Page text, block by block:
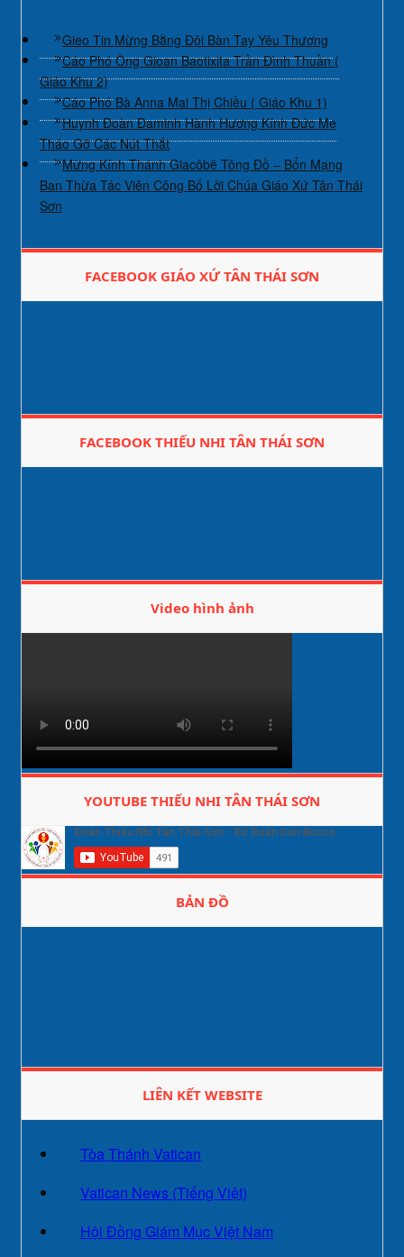
Gieo Tin Mừng Bằng Đôi Bàn Tay Yêu Thương
Cáo Phó Ông Gioan Baotixita Trần Đình Thuần (
Giáo Khu 2)
Cáo Phó Bà Anna Mai Thị Chiều ( Giáo Khu 1)
Huynh Đoàn Đaminh Hành Hương Kính Đức Mẹ
Tháo Gỡ Các Nút Thắt
Mừng Kính Thánh Giacôbê Tông Đồ – Bổn Mạng
Ban Thừa Tác Viên Công Bố Lời Chúa Giáo Xứ Tân Thái
Sơn
FACEBOOK GIÁO XỨ TÂN THÁI SƠN
FACEBOOK THIẾU NHI TÂN THÁI SƠN
Video hình ảnh
YOUTUBE THIẾU NHI TÂN THÁI SƠN
BẢN ĐỒ
LIÊN KẾT WEBSITE
Tòa Thánh Vatican
Vatican News (Tiếng Việt)
Hội Đồng Giám Mục Việt Nam